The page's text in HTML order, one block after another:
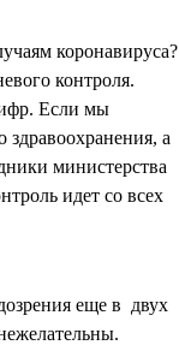
коронавируса?
контроля.
Если мы
здравоохранения, а
министерства
идет со всех
еще в двух